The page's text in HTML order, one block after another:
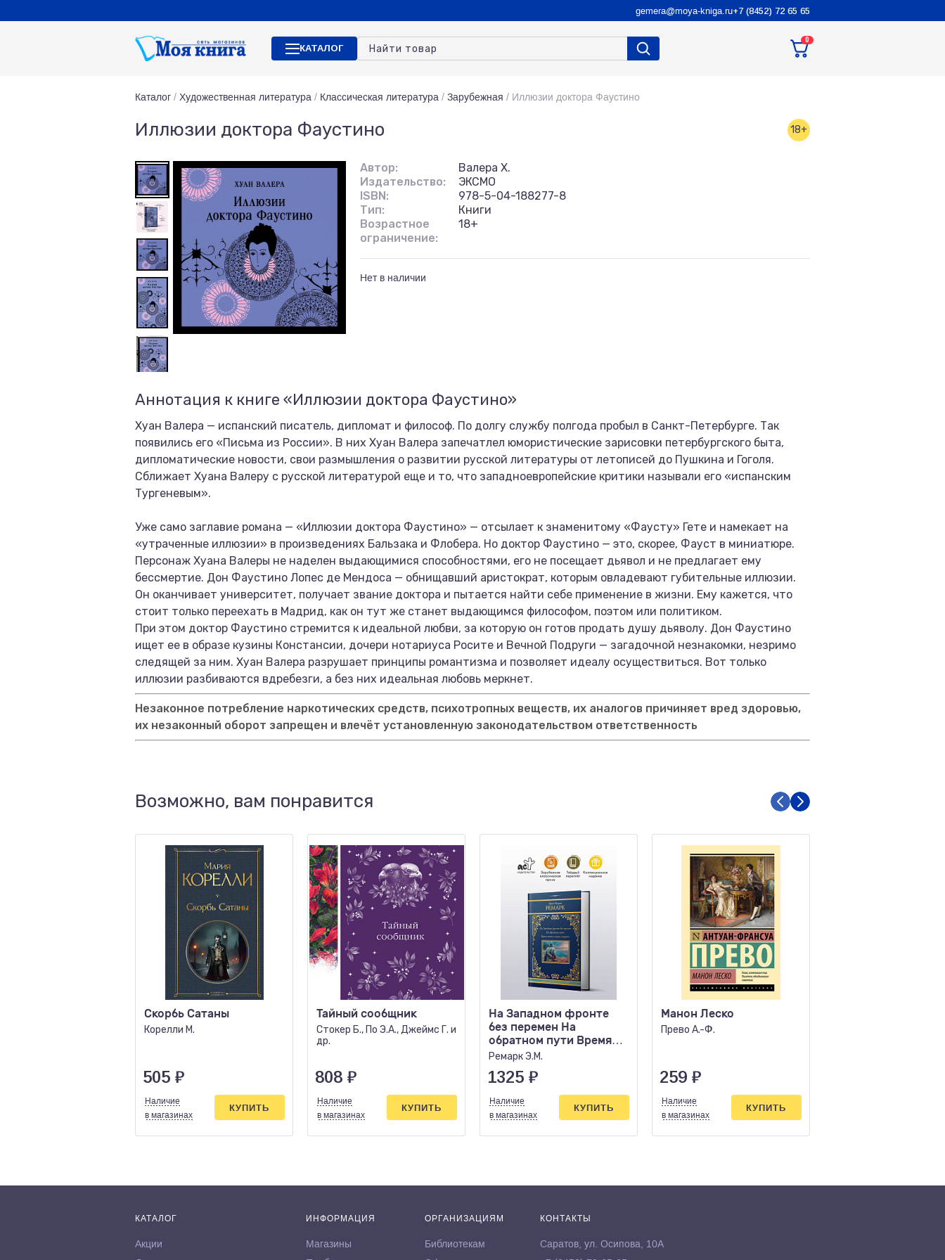
gemera@moya-kniga.ru+7 (8452) 72 65 65
КАТАЛОГ
0
Каталог / Художественная литература / Классическая литература / Зарубежная / Иллюзии доктора Фаустино
Иллюзии доктора Фаустино 18+
Автор:
Валера Х.
Издательство:
ЭКСМО
ISBN:
978-5-04-188277-8
Тип:
Книги
Возрастное
ограничение:
18+
Нет в наличии
Аннотация к книге «Иллюзии доктора Фаустино»
Хуан Валера — испанский писатель, дипломат и философ. По долгу службу полгода пробыл в Санкт-Петербурге. Так
появились его «Письма из России». В них Хуан Валера запечатлел юмористические зарисовки петербургского быта,
дипломатические новости, свои размышления о развитии русской литературы от летописей до Пушкина и Гоголя.
Сближает Хуана Валеру с русской литературой еще и то, что западноевропейские критики называли его «испанским
Тургеневым».
Уже само заглавие романа — «Иллюзии доктора Фаустино» — отсылает к знаменитому «Фаусту» Гете и намекает на
«утраченные иллюзии» в произведениях Бальзака и Флобера. Но доктор Фаустино — это, скорее, Фауст в миниатюре.
Персонаж Хуана Валеры не наделен выдающимися способностями, его не посещает дьявол и не предлагает ему
бессмертие. Дон Фаустино Лопес де Мендоса — обнищавший аристократ, которым овладевают губительные иллюзии.
Он оканчивает университет, получает звание доктора и пытается найти себе применение в жизни. Ему кажется, что
стоит только переехать в Мадрид, как он тут же станет выдающимся философом, поэтом или политиком.
При этом доктор Фаустино стремится к идеальной любви, за которую он готов продать душу дьяволу. Дон Фаустино
ищет ее в образе кузины Констансии, дочери нотариуса Росите и Вечной Подруги — загадочной незнакомки, незримо
следящей за ним. Хуан Валера разрушает принципы романтизма и позволяет идеалу осуществиться. Вот только
иллюзии разбиваются вдребезги, а без них идеальная любовь меркнет.
Незаконное потребление наркотических средств, психотропных веществ, их аналогов причиняет вред здоровью,
их незаконный оборот запрещен и влечёт установленную законодательством ответственность
Возможно, вам понравится
Скорбь Сатаны
Корелли М.
505 ₽
Наличие
в магазинах
КУПИТЬ
Тайный сообщник
Стокер Б., По Э.А., Джеймс Г. и
др.
808 ₽
Наличие
в магазинах
КУПИТЬ
На Западном фронте
без перемен На
обратном пути Время
жить и время умирать
Ремарк Э.М.
1325 ₽
Наличие
в магазинах
КУПИТЬ
Манон Леско
Прево А.-Ф.
259 ₽
Наличие
в магазинах
КУПИТЬ
КАТАЛОГ
Акции
ИНФОРМАЦИЯ
Магазины
ОРГАНИЗАЦИЯМ
Библиотекам
КОНТАКТЫ
Саратов, ул. Осипова, 10А